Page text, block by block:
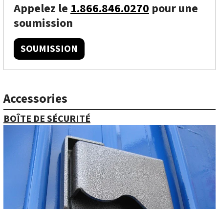
Appelez le 1.866.846.0270 pour une
soumission
SOUMISSION
Accessories
BOÎTE DE SÉCURITÉ